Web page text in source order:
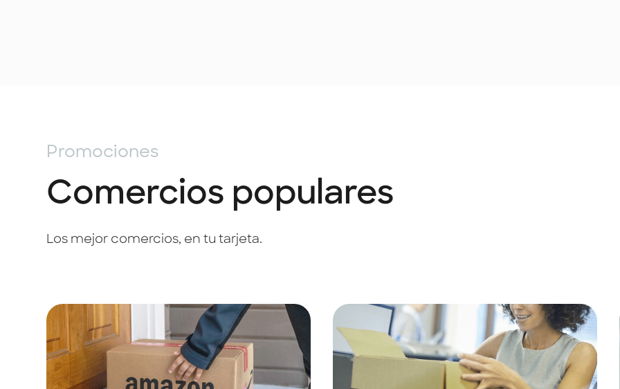
Promociones
Comercios populares
Los mejor comercios, en tu tarjeta.